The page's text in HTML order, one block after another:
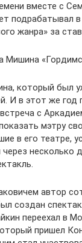
вместе с
подрабатывал
жанра» за
Мишина
который был
И в этот же год
с
мэтру
в его театре,
через несколько
автор
создан
переехал в
пришел